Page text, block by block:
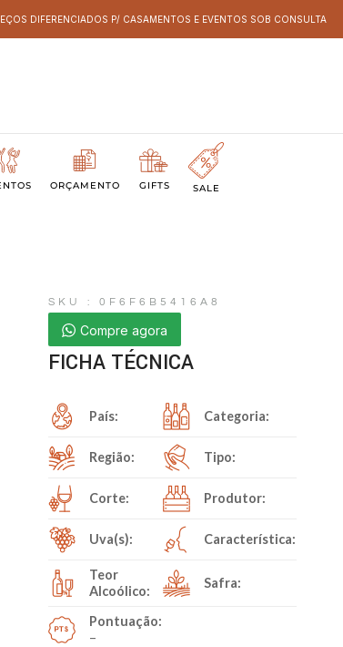
DIFERENCIADOS P/ CASAMENTOS E EVENTOS SOB CONSULTA
ORÇAMENTO GIFTS SALE
SKU : 0F6F6B5416A8
Compre agora
FICHA TÉCNICA
País: Categoria:
Região: Tipo:
Corte: Produtor:
Uva(s): Característica:
Teor
Alcoólico:
Safra:
Pontuação:
–